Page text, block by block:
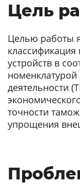
Цель
Целью работы
устройств в
деятельности
точности
упрощения